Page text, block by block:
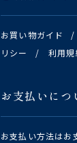
お買い物ガイド /
リシー
/ 利用規
お支払いにつ
お支払い方法は